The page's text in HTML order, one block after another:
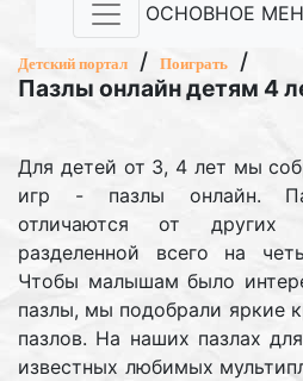
ОСНОВНОЕ
Детский портал / Поиграть
/
Пазлы онлайн детям 4
Для детей от 3, 4 лет мы
игр - пазлы онлайн.
отличаются от других
разделенной всего на
Чтобы малышам было
пазлы, мы подобрали яркие
пазлов. На наших пазлах
известных любимых